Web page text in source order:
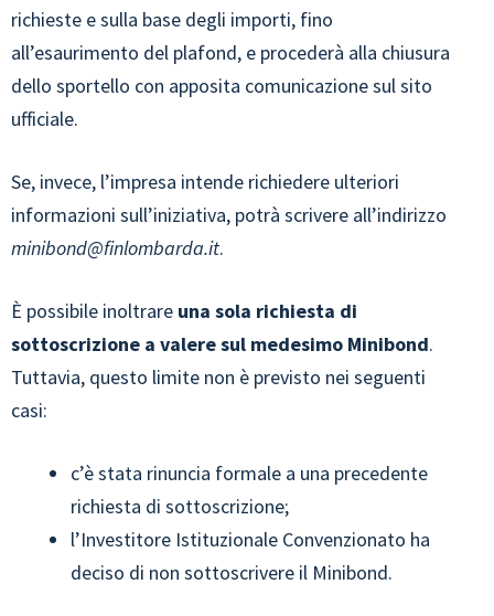
richieste e sulla base degli importi, fino
all’esaurimento del plafond, e procederà alla chiusura
dello sportello con apposita comunicazione sul sito
ufficiale.
Se, invece, l’impresa intende richiedere ulteriori
informazioni sull’iniziativa, potrà scrivere all’indirizzo
minibond@finlombarda.it.
È possibile inoltrare una sola richiesta di
sottoscrizione a valere sul medesimo Minibond.
Tuttavia, questo limite non è previsto nei seguenti
casi:
c’è stata rinuncia formale a una precedente
richiesta di sottoscrizione;
l’Investitore Istituzionale Convenzionato ha
deciso di non sottoscrivere il Minibond.